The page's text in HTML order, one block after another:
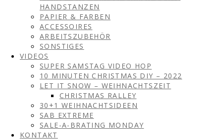
HANDSTANZEN
PAPIER & FARBEN
ACCESSOIRES
ARBEITSZUBEHÖR
SONSTIGES
VIDEOS
SUPER SAMSTAG VIDEO HOP
10 MINUTEN CHRISTMAS DIY – 2022
LET IT SNOW – WEIHNACHTSZEIT
CHRISTMAS RALLEY
30+1 WEIHNACHTSIDEEN
SAB EXTREME
SALE-A-BRATING MONDAY
KONTAKT